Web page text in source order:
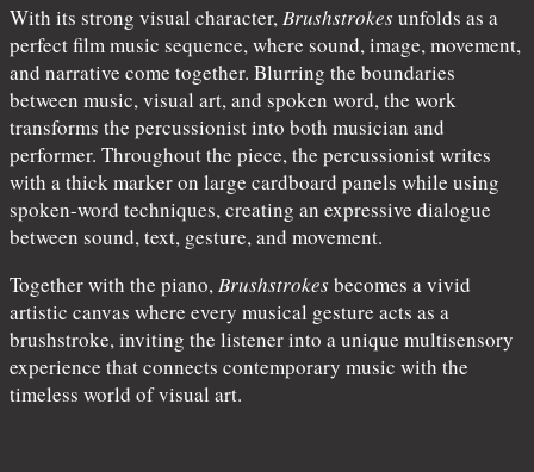
With its strong visual character,Brushstrokesunfolds as a
perfect film music sequence, where sound, image, movement,
and narrative come together. Blurring the boundaries
between music, visual art, and spoken word, the work
transforms the percussionist into both musician and
performer. Throughout the piece, the percussionist writes
with a thick marker on large cardboard panels while using
spoken-word techniques, creating an expressive dialogue
between sound, text, gesture, and movement.
Together with the piano,Brushstrokesbecomes a vivid
artistic canvas where every musical gesture acts as a
brushstroke, inviting the listener into a unique multisensory
experience that connects contemporary music with the
timeless world of visual art.